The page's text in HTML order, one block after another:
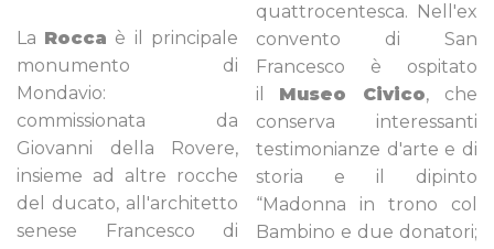
La Rocca è il principale
monumento di
Mondavio:
commissionata da
Giovanni della Rovere,
insieme ad altre rocche
del ducato, all'architetto
senese Francesco di
quattrocentesca. Nell'ex
convento di San
Francesco è ospitato
il Museo Civico, che
conserva interessanti
testimonianze d'arte e di
storia e il dipinto
“Madonna in trono col
Bambino e due donatori;